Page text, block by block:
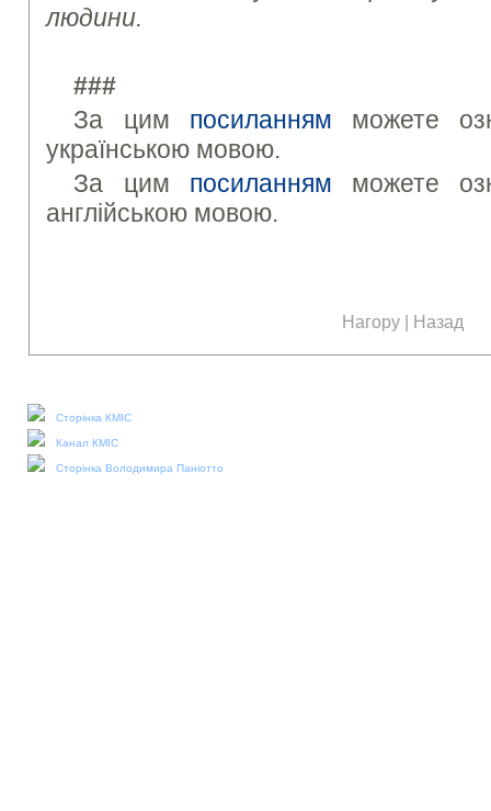
людини.
###
За цим посиланням можете
українською мовою.
За цим посиланням можете
англійською мовою.
Нагору | Назад
Сторінка КМІС
Канал КМІС
Сторінка Володимира Паніотто